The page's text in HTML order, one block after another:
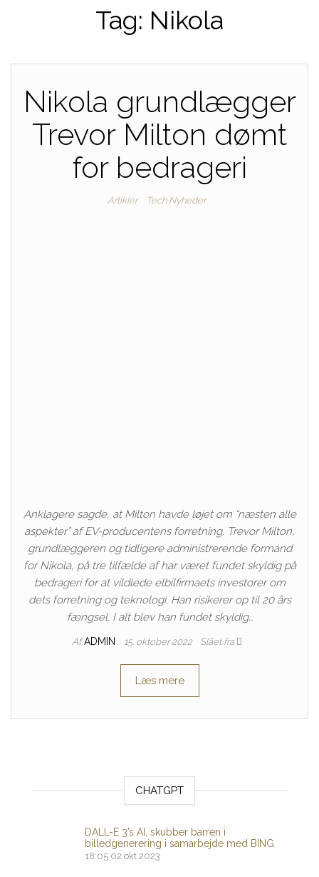
Tag: Nikola
Nikola grundlægger
Trevor Milton dømt
for bedrageri
Artikler Tech Nyheder
Anklagere sagde, at Milton havde løjet om “næsten alle
aspekter” af EV-producentens forretning. Trevor Milton,
grundlæggeren og tidligere administrerende formand
for Nikola, på tre tilfælde af har været fundet skyldig på
bedrageri for at vildlede elbilfirmaets investorer om
dets forretning og teknologi. Han risikerer op til 20 års
fængsel. I alt blev han fundet skyldig…
Af ADMIN 15. oktober 2022 Slået fra
Læs mere
CHATGPT
DALL-E 3’s AI, skubber barren i
billedgenerering i samarbejde med BING
18:05 02 okt 2023